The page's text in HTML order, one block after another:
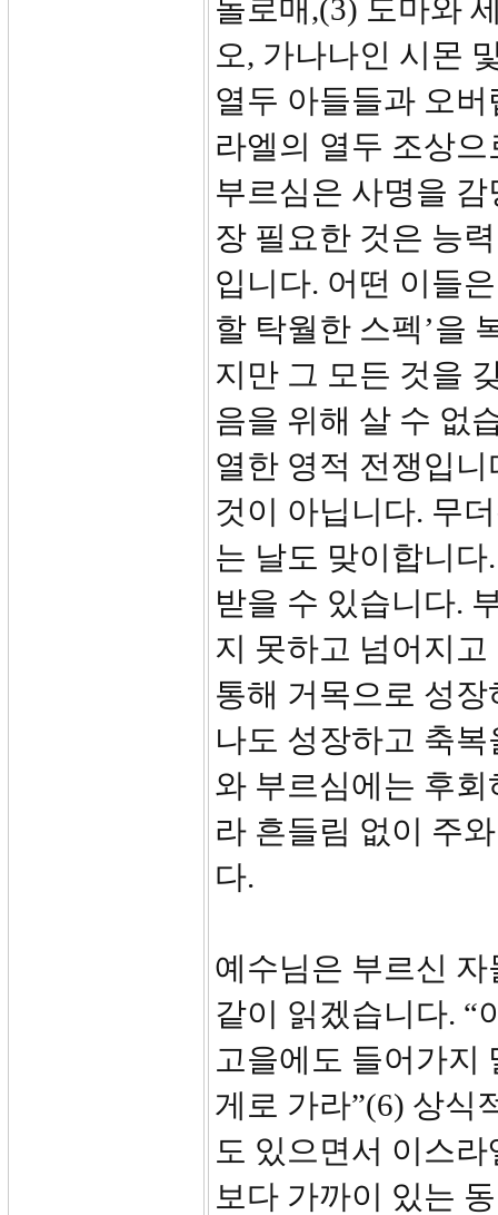
돌로매,(3) 도마와
오, 가나나인 시몬
열두 아들들과 오
라엘의 열두 조상
부르심은 사명을
장 필요한 것은 능
입니다. 어떤 이들
할 탁월한 스펙’을
지만 그 모든 것을
음을 위해 살 수 없
열한 영적 전쟁입
것이 아닙니다. 무
는 날도 맞이합니
받을 수 있습니다.
지 못하고 넘어지
통해 거목으로 성
나도 성장하고 축
와 부르심에는 후
라 흔들림 없이 주
다.
예수님은 부르신
같이 읽겠습니다. “
고을에도 들어가지
게로 가라”(6) 상식
도 있으면서 이스
보다 가까이 있는